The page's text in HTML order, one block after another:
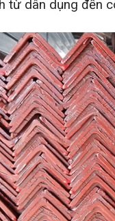
từ dân dụng đến